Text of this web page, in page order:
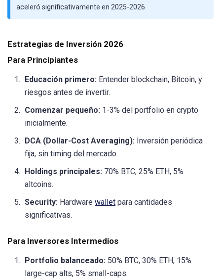
aceleró significativamente en 2025-2026.
Estrategias de Inversión 2026
Para Principiantes
Educación primero: Entender blockchain, Bitcoin, y
riesgos antes de invertir.
Comenzar pequeño: 1-3% del portfolio en crypto
inicialmente.
DCA (Dollar-Cost Averaging): Inversión periódica
fija, sin timing del mercado.
Holdings principales: 70% BTC, 25% ETH, 5%
altcoins.
Security: Hardware wallet para cantidades
significativas.
Para Inversores Intermedios
Portfolio balanceado: 50% BTC, 30% ETH, 15%
large-cap alts, 5% small-caps.